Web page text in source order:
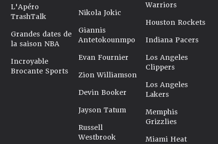
L'Apéro
TrashTalk
Grandes dates de
la saison NBA
Incroyable
Brocante Sports
Nikola Jokic
Giannis
Antetokounmpo
Evan Fournier
Zion Williamson
Devin Booker
Jayson Tatum
Russell
Westbrook
Warriors
Houston Rockets
Indiana Pacers
Los Angeles
Clippers
Los Angeles
Lakers
Memphis
Grizzlies
Miami Heat